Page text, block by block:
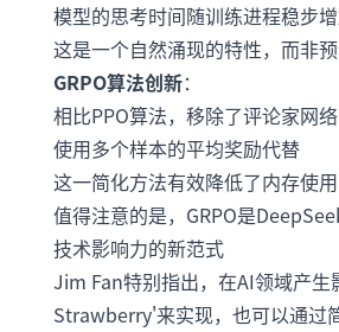
模型的思考时间随训练进程稳步
这是一个自然涌现的特性，而非
GRPO算法创新：
相比PPO算法，移除了评论家网络
使用多个样本的平均奖励代替
这一简化方法有效降低了内存使用
值得注意的是，GRPO是
技术影响力的新范式
Jim Fan特别指出，在AI领域产
Strawberry'来实现，也可以通过